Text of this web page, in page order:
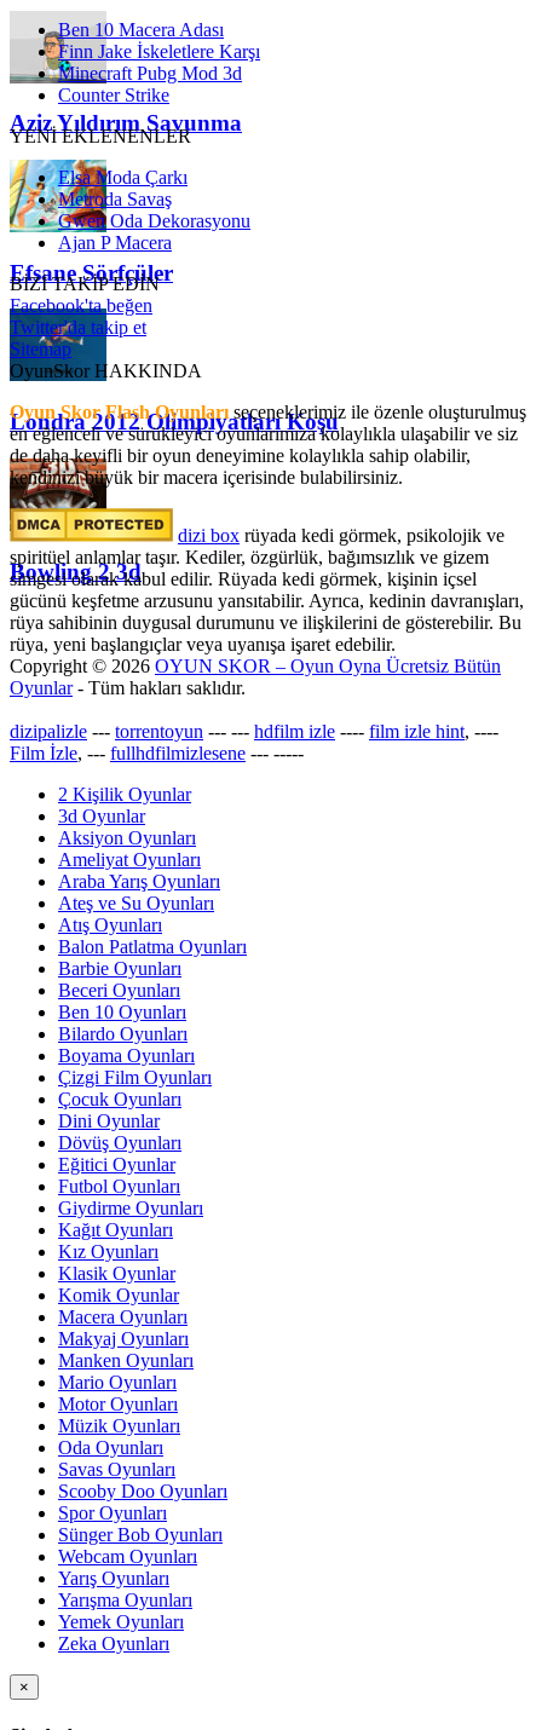
Aziz Yıldırım Savunma
Efsane Sörfçüler
Londra 2012 Olimpiyatları Koşu
Bowling 2 3d
Ben 10 Macera Adası
Finn Jake İskeletlere Karşı
Minecraft Pubg Mod 3d
Counter Strike
YENİ EKLENENLER
Elsa Moda Çarkı
Metroda Savaş
Gwen Oda Dekorasyonu
Ajan P Macera
BİZİ TAKİP EDİN
Facebook'ta beğen
Twitter'da takip et
Sitemap
OyunSkor HAKKINDA
Oyun Skor Flash Oyunları seçeneklerimiz ile özenle oluşturulmuş
en eğlenceli ve sürükleyici oyunlarımıza kolaylıkla ulaşabilir ve siz
de daha keyifli bir oyun deneyimine kolaylıkla sahip olabilir,
kendinizi büyük bir macera içerisinde bulabilirsiniz.
dizi box rüyada kedi görmek​, psikolojik ve
spiritüel anlamlar taşır. Kediler, özgürlük, bağımsızlık ve gizem
simgesi olarak kabul edilir. Rüyada kedi görmek, kişinin içsel
gücünü keşfetme arzusunu yansıtabilir. Ayrıca, kedinin davranışları,
rüya sahibinin duygusal durumunu ve ilişkilerini de gösterebilir. Bu
rüya, yeni başlangıçlar veya uyanışa işaret edebilir.
Copyright © 2026 OYUN SKOR – Oyun Oyna Ücretsiz Bütün
Oyunlar- Tüm hakları saklıdır.
dizipalizle --- torrentoyun --- --- hdfilm izle ---- film izle hint, ----
Film İzle, --- fullhdfilmizlesene --- -----
2 Kişilik Oyunlar
3d Oyunlar
Aksiyon Oyunları
Ameliyat Oyunları
Araba Yarış Oyunları
Ateş ve Su Oyunları
Atış Oyunları
Balon Patlatma Oyunları
Barbie Oyunları
Beceri Oyunları
Ben 10 Oyunları
Bilardo Oyunları
Boyama Oyunları
Çizgi Film Oyunları
Çocuk Oyunları
Dini Oyunlar
Dövüş Oyunları
Eğitici Oyunlar
Futbol Oyunları
Giydirme Oyunları
Kağıt Oyunları
Kız Oyunları
Klasik Oyunlar
Komik Oyunlar
Macera Oyunları
Makyaj Oyunları
Manken Oyunları
Mario Oyunları
Motor Oyunları
Müzik Oyunları
Oda Oyunları
Savas Oyunları
Scooby Doo Oyunları
Spor Oyunları
Sünger Bob Oyunları
Webcam Oyunları
Yarış Oyunları
Yarışma Oyunları
Yemek Oyunları
Zeka Oyunları
×